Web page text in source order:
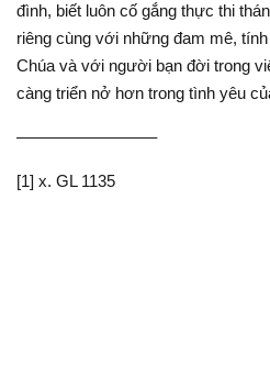
đình, biết luôn cố gắng thực thi
riêng cùng với những đam mê,
Chúa và với người bạn đời trong
càng triển nở hơn trong tình yêu
————————–
[1] x. GL 1135